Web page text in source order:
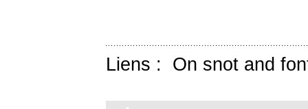
Liens : On snot and